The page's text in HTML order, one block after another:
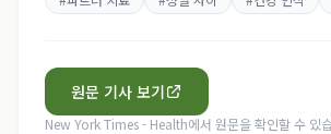
원문 기사 보기
New York Times - Health에서 원문을 확인할 수 있